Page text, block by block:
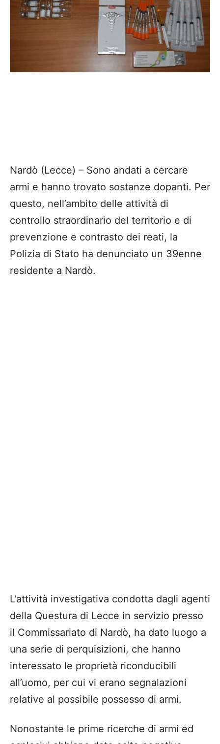
Nardò (Lecce) – Sono andati a cercare
armi e hanno trovato sostanze dopanti. Per
questo, nell’ambito delle attività di
controllo straordinario del territorio e di
prevenzione e contrasto dei reati, la
Polizia di Stato ha denunciato un 39enne
residente a Nardò.
​​L’attività investigativa condotta dagli agenti
della Questura di Lecce in servizio presso
il Commissariato di Nardò, ha dato luogo a
una serie di perquisizioni, che hanno
interessato le proprietà riconducibili
all’uomo, per cui vi erano segnalazioni
relative al possibile possesso di armi.
Nonostante le prime ricerche di armi ed